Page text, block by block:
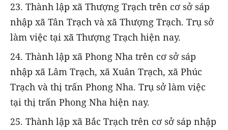
23. Thành lập xã Thượng Trạch trên cơ sở sáp
nhập xã Tân Trạch và xã Thượng Trạch. Trụ sở
làm việc tại xã Thượng Trạch hiện nay.
24. Thành lập xã Phong Nha trên cơ sở sáp
nhập xã Lâm Trạch, xã Xuân Trạch, xã Phúc
Trạch và thị trấn Phong Nha. Trụ sở làm việc
tại thị trấn Phong Nha hiện nay.
25. Thành lập xã Bắc Trạch trên cơ sở sáp nhập